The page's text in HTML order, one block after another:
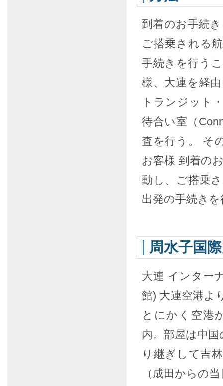
到着のお手続
ご搭乗される
手続きを行う
様、大連を経
トランジット
待合い室（
査を行う。 そ
お客様 到着の
動し、ご搭乗
出発の手続きを
周水子国
大連 インター
館) 大連空港よ
とにかく空港
内。部屋は中
り継ぎして吉
（成田からの